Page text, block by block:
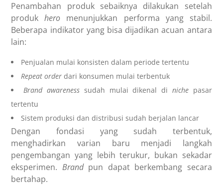
Penambahan produk sebaiknya dilakukan setelah
produk hero menunjukkan performa yang stabil.
Beberapa indikator yang bisa dijadikan acuan antara
lain:
Penjualan mulai konsisten dalam periode tertentu
Repeat order dari konsumen mulai terbentuk
Brand awarenesssudah mulai dikenal di niche pasar
tertentu
Sistem produksi dan distribusi sudah berjalan lancar
Dengan fondasi yang sudah terbentuk,
menghadirkan varian baru menjadi langkah
pengembangan yang lebih terukur, bukan sekadar
eksperimen. Brandpun dapat berkembang secara
bertahap.